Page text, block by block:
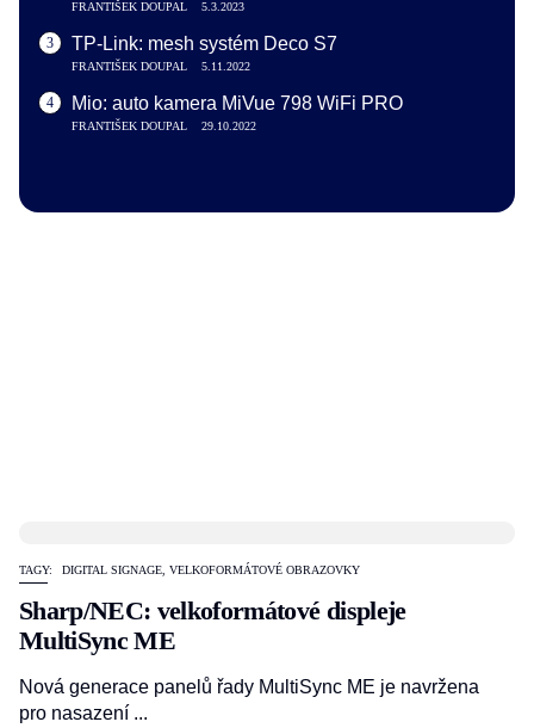
FRANTIŠEK DOUPAL 5.3.2023
3 TP-Link: mesh systém Deco S7
FRANTIŠEK DOUPAL 5.11.2022
4 Mio: auto kamera MiVue 798 WiFi PRO
FRANTIŠEK DOUPAL 29.10.2022
TAGY: DIGITAL SIGNAGE VELKOFORMÁTOVÉ OBRAZOVKY
Sharp/NEC: velkoformátové displeje
MultiSync ME
Nová generace panelů řady MultiSync ME je navržena
pro nasazení ...